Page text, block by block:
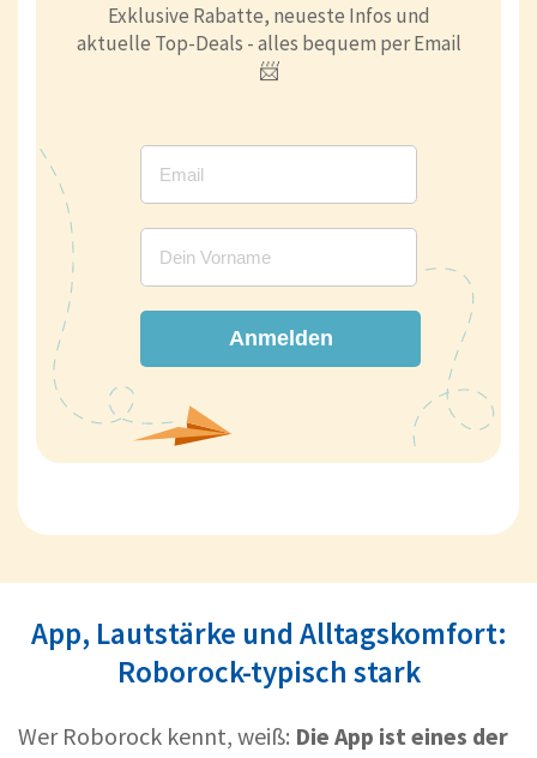
Exklusive Rabatte, neueste Infos und
aktuelle Top-Deals - alles bequem per Email
📨
Anmelden
App, Lautstärke und Alltagskomfort:
Roborock-typisch stark
Wer Roborock kennt, weiß: Die App ist eines der